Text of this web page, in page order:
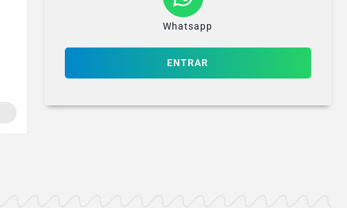
Whatsapp
ENTRAR